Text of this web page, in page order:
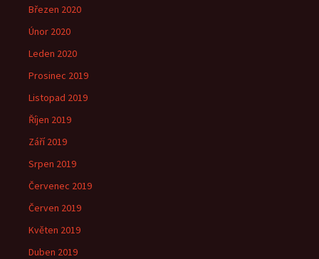
Březen 2020
Únor 2020
Leden 2020
Prosinec 2019
Listopad 2019
Říjen 2019
Září 2019
Srpen 2019
Červenec 2019
Červen 2019
Květen 2019
Duben 2019